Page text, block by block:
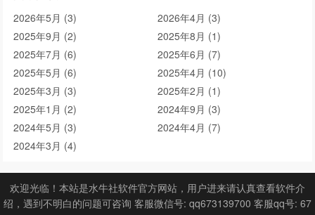
2026年5月 (3)
2026年4月 (3)
2025年9月 (2)
2025年8月 (1)
2025年7月 (6)
2025年6月 (7)
2025年5月 (6)
2025年4月 (10)
2025年3月 (3)
2025年2月 (1)
2025年1月 (2)
2024年9月 (3)
2024年5月 (3)
2024年4月 (7)
2024年3月 (4)
欢迎光临！本站是水牛社软件官方网站，用户进来请认真查看软件介
绍，遇到不明白的问题可咨询 客服微信号: qq673139700 客服qq号: 67